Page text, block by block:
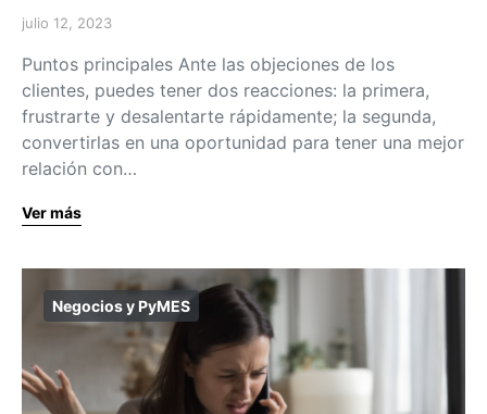
julio 12, 2023
Puntos principales Ante las objeciones de los
clientes, puedes tener dos reacciones: la primera,
frustrarte y desalentarte rápidamente; la segunda,
convertirlas en una oportunidad para tener una mejor
relación con…
Ver más
Negocios y PyMES